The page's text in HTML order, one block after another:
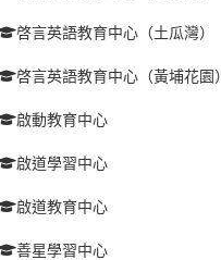
啓言英語教育中心（土瓜灣）
啓言英語教育中心（黃埔花園）
啟動教育中心
啟道學習中心
啟道教育中心
善星學習中心